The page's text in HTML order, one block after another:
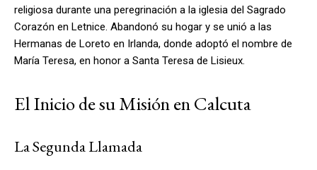
religiosa durante una peregrinación a la iglesia del Sagrado
Corazón en Letnice. Abandonó su hogar y se unió a las
Hermanas de Loreto en Irlanda, donde adoptó el nombre de
María Teresa, en honor a Santa Teresa de Lisieux.
El Inicio de su Misión en Calcuta
La Segunda Llamada